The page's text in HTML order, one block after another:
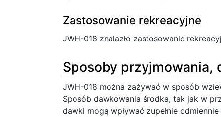
Zastosowanie rekreacyjne
JWH-018 znalazło zastosowanie
Sposoby przyjmowania,
JWH-018 można zażywać w sposób
Sposób dawkowania środka, tak jak w
dawki mogą wpływać zupełnie